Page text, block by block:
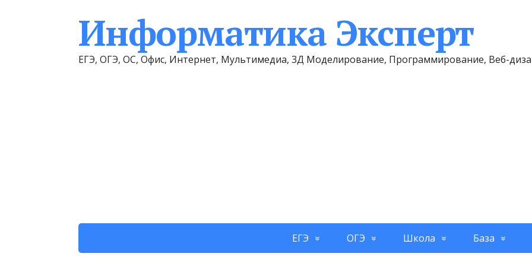
Информатика Эксперт
ЕГЭ, ОГЭ, ОС, Офис, Интернет, Мультимедиа, 3Д Моделирование, Программирование, Веб-
ЕГЭ ОГЭ Школа База